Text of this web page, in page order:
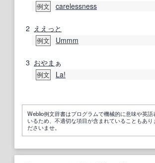
例文 carelessness
2 ええっと
例文 Ummm
3 おやま ぁ
例文 La!
Weblio例文辞書はプログラムで機械的に意味や英語
いるため、不適切な項目が含まれていることもあり
ださいませ。